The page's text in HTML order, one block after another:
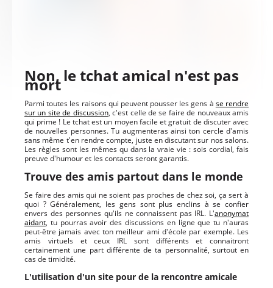
Non, le tchat amical n'est pas
mort
Parmi toutes les raisons qui peuvent pousser les gens à se rendre
sur un site de discussion, c'est celle de se faire de nouveaux amis
qui prime ! Le tchat est un moyen facile et gratuit de discuter avec
de nouvelles personnes. Tu augmenteras ainsi ton cercle d'amis
sans même t'en rendre compte, juste en discutant sur nos salons.
Les règles sont les mêmes qu dans la vraie vie : sois cordial, fais
preuve d'humour et les contacts seront garantis.
Trouve des amis partout dans le monde
Se faire des amis qui ne soient pas proches de chez soi, ça sert à
quoi ? Généralement, les gens sont plus enclins à se confier
envers des personnes qu'ils ne connaissent pas IRL. L'anonymat
aidant, tu pourras avoir des discussions en ligne que tu n'auras
peut-être jamais avec ton meilleur ami d'école par exemple. Les
amis virtuels et ceux IRL sont différents et connaitront
certainement une part différente de ta personnalité, surtout en
cas de timidité.
L'utilisation d'un site pour de la rencontre amicale